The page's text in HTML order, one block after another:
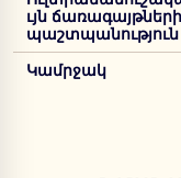
ւյն
պաշտպանություն
Կամրջակ